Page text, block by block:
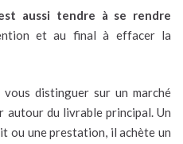
aussi tendre à se rendre
et au final à effacer la
distinguer sur un marché
autour du livrable principal. Un
ou une prestation, il achète un